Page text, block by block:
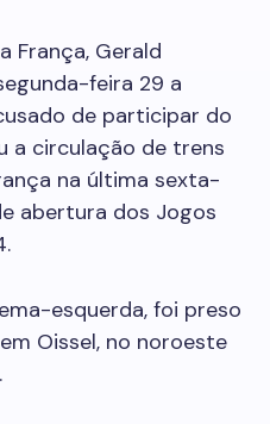
França, Gerald
feira 29 a
de participar do
a circulação de trens
na última sexta-
abertura dos Jogos
esquerda, foi preso
Oissel, no noroeste